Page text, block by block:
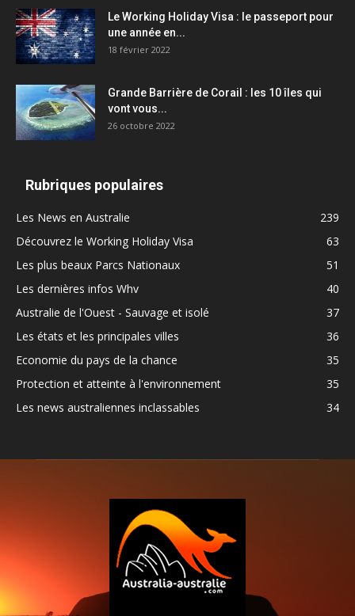
Le Working Holiday Visa : le passeport pour
une année en...
18 février 2022
Grande Barrière de Corail : les 10 îles qui
vont vous...
26 octobre 2022
Rubriques populaires
Les News en Australie
239
Découvrez le Working Holiday Visa
63
Les plus beaux Parcs Nationaux
51
Les dernières infos Whv
40
Australie de l'Ouest - Sauvage et isolé
37
Les états et les principales villes
36
Economie du pays de la chance
35
Protection et atteinte à l'environnement
35
Les news australiennes inclassables
34